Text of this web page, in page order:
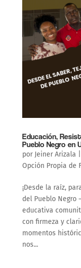
Educación,
Pueblo
por Jeiner Arizala
Opción Propia de
¡Desde la raíz,
del Pueblo Negro
educativa
con firmeza y
momentos
nos...